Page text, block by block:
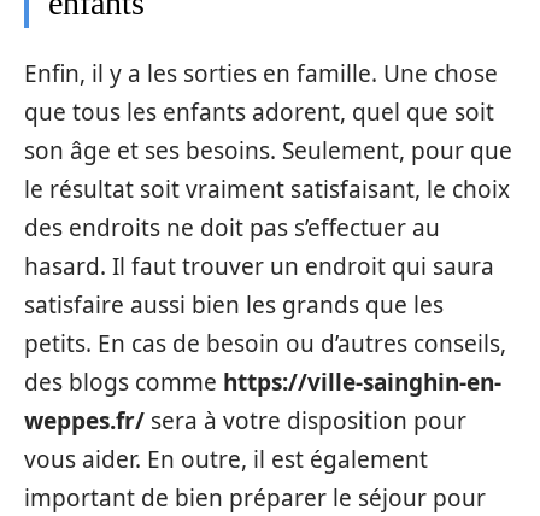
Enfin, il y a les sorties en famille. Une chose
que tous les enfants adorent, quel que soit
son âge et ses besoins. Seulement, pour que
le résultat soit vraiment satisfaisant, le choix
des endroits ne doit pas s’effectuer au
hasard. Il faut trouver un endroit qui saura
satisfaire aussi bien les grands que les
petits. En cas de besoin ou d’autres conseils,
des blogs comme https://ville-sainghin-en-
weppes.fr/ sera à votre disposition pour
vous aider. En outre, il est également
important de bien préparer le séjour pour